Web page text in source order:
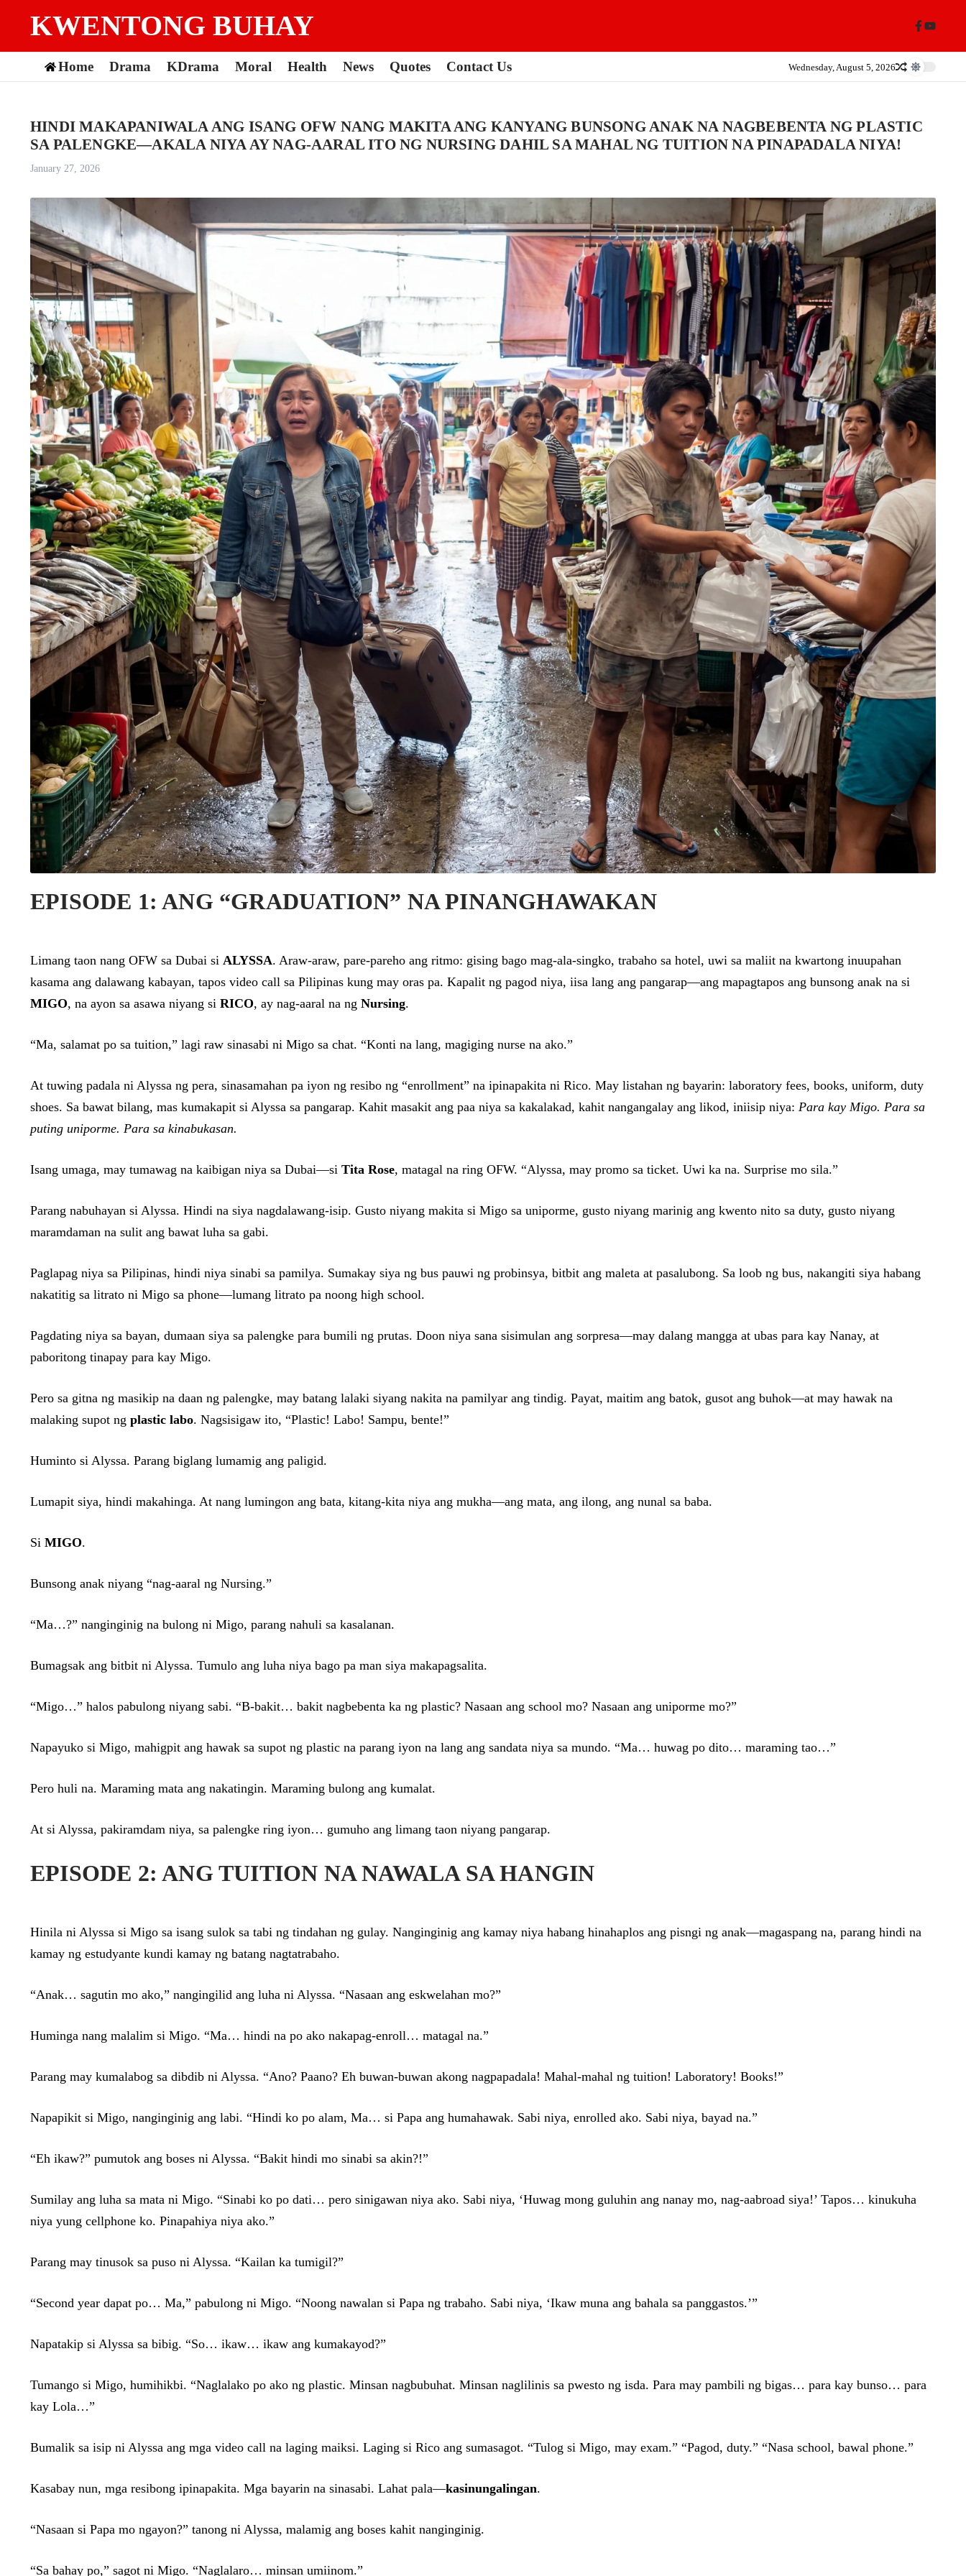
KWENTONG BUHAY
Home Drama KDrama Moral Health News Quotes Contact Us Wednesday, August 5, 2026
HINDI MAKAPANIWALA ANG ISANG OFW NANG MAKITA ANG KANYANG BUNSONG ANAK NA NAGBEBENTA NG PLASTIC
SA PALENGKE—AKALA NIYA AY NAG-AARAL ITO NG NURSING DAHIL SA MAHAL NG TUITION NA PINAPADALA NIYA!
January 27, 2026
EPISODE 1: ANG “GRADUATION” NA PINANGHAWAKAN
Limang taon nang OFW sa Dubai si ALYSSA. Araw-araw, pare-pareho ang ritmo: gising bago mag-ala-singko, trabaho sa hotel, uwi sa maliit na kwartong inuupahan
kasama ang dalawang kabayan, tapos video call sa Pilipinas kung may oras pa. Kapalit ng pagod niya, iisa lang ang pangarap—ang mapagtapos ang bunsong anak na si
MIGO, na ayon sa asawa niyang si RICO, ay nag-aaral na ng Nursing.
“Ma, salamat po sa tuition,” lagi raw sinasabi ni Migo sa chat. “Konti na lang, magiging nurse na ako.”
At tuwing padala ni Alyssa ng pera, sinasamahan pa iyon ng resibo ng “enrollment” na ipinapakita ni Rico. May listahan ng bayarin: laboratory fees, books, uniform, duty
shoes. Sa bawat bilang, mas kumakapit si Alyssa sa pangarap. Kahit masakit ang paa niya sa kakalakad, kahit nangangalay ang likod, iniisip niya: Para kay Migo. Para sa
puting uniporme. Para sa kinabukasan.
Isang umaga, may tumawag na kaibigan niya sa Dubai—si Tita Rose, matagal na ring OFW. “Alyssa, may promo sa ticket. Uwi ka na. Surprise mo sila.”
Parang nabuhayan si Alyssa. Hindi na siya nagdalawang-isip. Gusto niyang makita si Migo sa uniporme, gusto niyang marinig ang kwento nito sa duty, gusto niyang
maramdaman na sulit ang bawat luha sa gabi.
Paglapag niya sa Pilipinas, hindi niya sinabi sa pamilya. Sumakay siya ng bus pauwi ng probinsya, bitbit ang maleta at pasalubong. Sa loob ng bus, nakangiti siya habang
nakatitig sa litrato ni Migo sa phone—lumang litrato pa noong high school.
Pagdating niya sa bayan, dumaan siya sa palengke para bumili ng prutas. Doon niya sana sisimulan ang sorpresa—may dalang mangga at ubas para kay Nanay, at
paboritong tinapay para kay Migo.
Pero sa gitna ng masikip na daan ng palengke, may batang lalaki siyang nakita na pamilyar ang tindig. Payat, maitim ang batok, gusot ang buhok—at may hawak na
malaking supot ng plastic labo. Nagsisigaw ito, “Plastic! Labo! Sampu, bente!”
Huminto si Alyssa. Parang biglang lumamig ang paligid.
Lumapit siya, hindi makahinga. At nang lumingon ang bata, kitang-kita niya ang mukha—ang mata, ang ilong, ang nunal sa baba.
Si MIGO.
Bunsong anak niyang “nag-aaral ng Nursing.”
“Ma…?” nanginginig na bulong ni Migo, parang nahuli sa kasalanan.
Bumagsak ang bitbit ni Alyssa. Tumulo ang luha niya bago pa man siya makapagsalita.
“Migo…” halos pabulong niyang sabi. “B-bakit… bakit nagbebenta ka ng plastic? Nasaan ang school mo? Nasaan ang uniporme mo?”
Napayuko si Migo, mahigpit ang hawak sa supot ng plastic na parang iyon na lang ang sandata niya sa mundo. “Ma… huwag po dito… maraming tao…”
Pero huli na. Maraming mata ang nakatingin. Maraming bulong ang kumalat.
At si Alyssa, pakiramdam niya, sa palengke ring iyon… gumuho ang limang taon niyang pangarap.
EPISODE 2: ANG TUITION NA NAWALA SA HANGIN
Hinila ni Alyssa si Migo sa isang sulok sa tabi ng tindahan ng gulay. Nanginginig ang kamay niya habang hinahaplos ang pisngi ng anak—magaspang na, parang hindi na
kamay ng estudyante kundi kamay ng batang nagtatrabaho.
“Anak… sagutin mo ako,” nangingilid ang luha ni Alyssa. “Nasaan ang eskwelahan mo?”
Huminga nang malalim si Migo. “Ma… hindi na po ako nakapag-enroll… matagal na.”
Parang may kumalabog sa dibdib ni Alyssa. “Ano? Paano? Eh buwan-buwan akong nagpapadala! Mahal-mahal ng tuition! Laboratory! Books!”
Napapikit si Migo, nanginginig ang labi. “Hindi ko po alam, Ma… si Papa ang humahawak. Sabi niya, enrolled ako. Sabi niya, bayad na.”
“Eh ikaw?” pumutok ang boses ni Alyssa. “Bakit hindi mo sinabi sa akin?!”
Sumilay ang luha sa mata ni Migo. “Sinabi ko po dati… pero sinigawan niya ako. Sabi niya, ‘Huwag mong guluhin ang nanay mo, nag-aabroad siya!’ Tapos… kinukuha
niya yung cellphone ko. Pinapahiya niya ako.”
Parang may tinusok sa puso ni Alyssa. “Kailan ka tumigil?”
“Second year dapat po… Ma,” pabulong ni Migo. “Noong nawalan si Papa ng trabaho. Sabi niya, ‘Ikaw muna ang bahala sa panggastos.’”
Napatakip si Alyssa sa bibig. “So… ikaw… ikaw ang kumakayod?”
Tumango si Migo, humihikbi. “Naglalako po ako ng plastic. Minsan nagbubuhat. Minsan naglilinis sa pwesto ng isda. Para may pambili ng bigas… para kay bunso… para
kay Lola…”
Bumalik sa isip ni Alyssa ang mga video call na laging maiksi. Laging si Rico ang sumasagot. “Tulog si Migo, may exam.” “Pagod, duty.” “Nasa school, bawal phone.”
Kasabay nun, mga resibong ipinapakita. Mga bayarin na sinasabi. Lahat pala—kasinungalingan.
“Nasaan si Papa mo ngayon?” tanong ni Alyssa, malamig ang boses kahit nanginginig.
“Sa bahay po,” sagot ni Migo. “Naglalaro… minsan umiinom.”